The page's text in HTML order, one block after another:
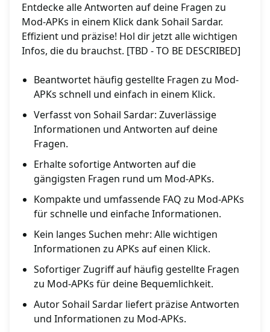
Entdecke alle Antworten auf deine Fragen zu
Mod-APKs in einem Klick dank Sohail Sardar.
Effizient und präzise! Hol dir jetzt alle wichtigen
Infos, die du brauchst. [TBD - TO BE DESCRIBED]
Beantwortet häufig gestellte Fragen zu Mod-
APKs schnell und einfach in einem Klick.
Verfasst von Sohail Sardar: Zuverlässige
Informationen und Antworten auf deine
Fragen.
Erhalte sofortige Antworten auf die
gängigsten Fragen rund um Mod-APKs.
Kompakte und umfassende FAQ zu Mod-APKs
für schnelle und einfache Informationen.
Kein langes Suchen mehr: Alle wichtigen
Informationen zu APKs auf einen Klick.
Sofortiger Zugriff auf häufig gestellte Fragen
zu Mod-APKs für deine Bequemlichkeit.
Autor Sohail Sardar liefert präzise Antworten
und Informationen zu Mod-APKs.